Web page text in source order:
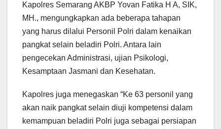
Kapolres Semarang AKBP Yovan Fatika H A, SIK,
MH., mengungkapkan ada beberapa tahapan
yang harus dilalui Personil Polri dalam kenaikan
pangkat selain beladiri Polri. Antara lain
pengecekan Administrasi, ujian Psikologi,
Kesamptaan Jasmani dan Kesehatan.
Kapolres juga menegaskan “Ke 63 personil yang
akan naik pangkat selain diuji kompetensi dalam
kemampuan beladiri Polri juga sebagai persiapan